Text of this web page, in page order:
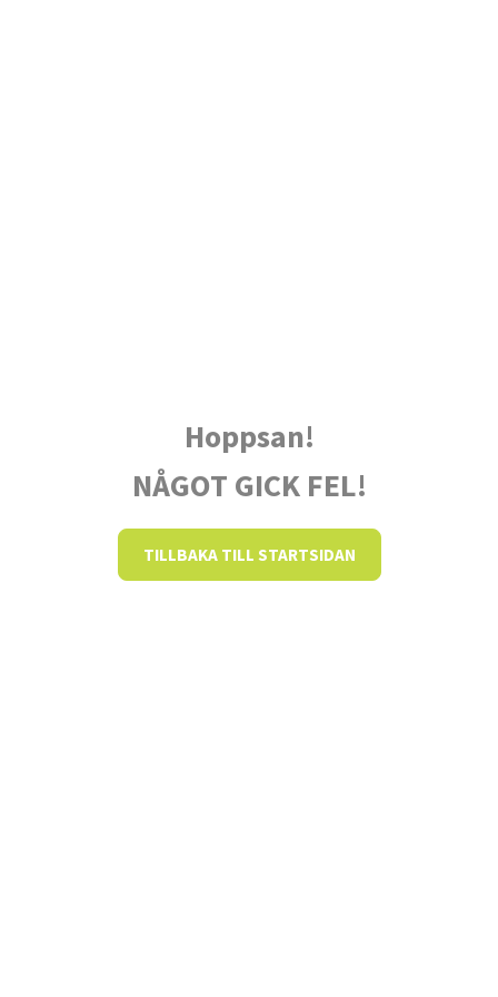
Hoppsan!
NÅGOT GICK FEL!
TILLBAKA TILL STARTSIDAN